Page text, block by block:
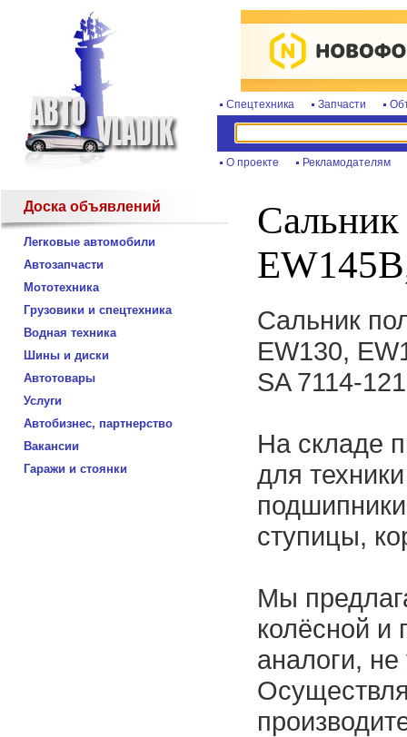
Спецтехника Запчасти
О проекте Рекламодателям
Доска объявлений
Легковые автомобили
Автозапчасти
Мототехника
Грузовики и спецтехника
Водная техника
Шины и диски
Автотовары
Услуги
Автобизнес, партнерство
Вакансии
Гаражи и стоянки
Сальник
EW130,
SA 7114-
На складе
для
ступицы,
Мы
колёсной и
аналоги,